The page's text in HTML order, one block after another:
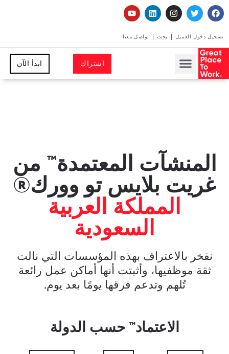
تسجيل دخول العميل بحث تواصل معنا
اشتراك ابدأ الآن
المنشآت المعتمدة™ من
غريت بلايس تو وورك®
المملكة العربية
السعودية
نفخر بالاعتراف بهذه المؤسسات التي نالت
ثقة موظفيها، وأثبتت أنها أماكن عمل رائعة
تُلهم وتدعم فرقها يومًا بعد يوم.
الاعتماد™ حسب الدولة